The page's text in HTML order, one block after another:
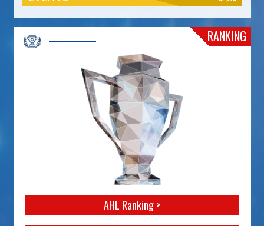
RANKING
AHL Ranking >